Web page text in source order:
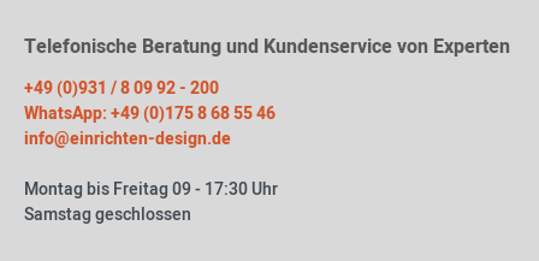
Telefonische Beratung und Kundenservice von Experten
+49 (0)931 / 8 09 92 - 200
WhatsApp: +49 (0)175 8 68 55 46
info@einrichten-design.de
Montag bis Freitag 09 - 17:30 Uhr
Samstag geschlossen